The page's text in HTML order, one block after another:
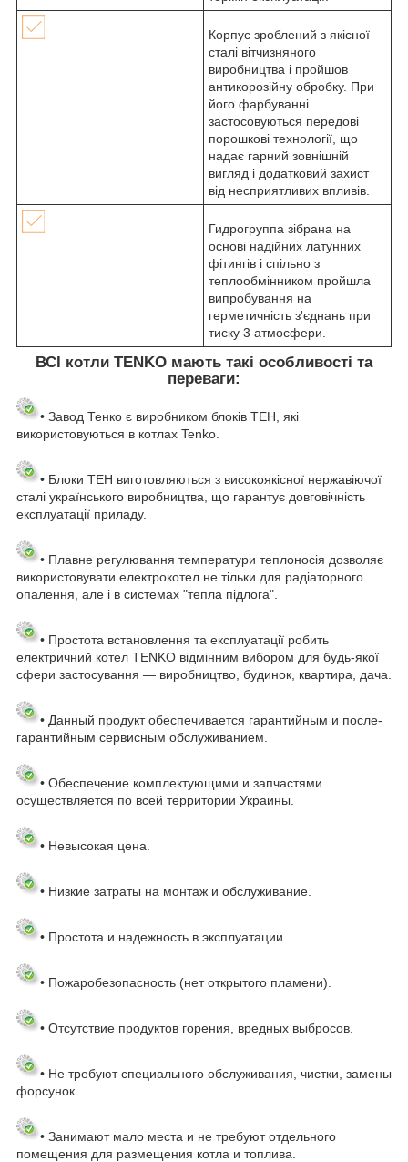
Корпус зроблений з якісної
сталі вітчизняного
виробництва і пройшов
антикорозійну обробку. При
його фарбуванні
застосовуються передові
порошкові технології, що
надає гарний зовнішній
вигляд і додатковий захист
від несприятливих впливів.
Гидрогруппа зібрана на
основі надійних латунних
фітингів і спільно з
теплообмінником пройшла
випробування на
герметичність з'єднань при
тиску 3 атмосфери.
ВСІ котли TENKO мають такі особливості та
переваги:
• Завод Тенко є виробником блоків ТЕН, які
використовуються в котлах Tenko.
• Блоки ТЕН виготовляються з високоякісної нержавіючої
сталі українського виробництва, що гарантує довговічність
експлуатації приладу.
• Плавне регулювання температури теплоносія дозволяє
використовувати електрокотел не тільки для радіаторного
опалення, але і в системах "тепла підлога".
• Простота встановлення та експлуатації робить
електричний котел TENKO відмінним вибором для будь-якої
сфери застосування — виробництво, будинок, квартира, дача.
• Данный продукт обеспечивается гарантийным и после-
гарантийным сервисным обслуживанием.
• Обеспечение комплектующими и запчастями
осуществляется по всей территории Украины.
• Невысокая цена.
• Низкие затраты на монтаж и обслуживание.
• Простота и надежность в эксплуатации.
• Пожаробезопасность (нет открытого пламени).
• Отсутствие продуктов горения, вредных выбросов.
• Не требуют специального обслуживания, чистки, замены
форсунок.
• Занимают мало места и не требуют отдельного
помещения для размещения котла и топлива.